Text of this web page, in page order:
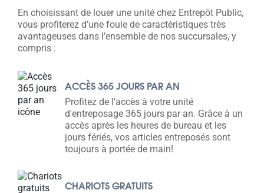
En choisissant de louer une unité chez Entrepôt Public,
vous profiterez d’une foule de caractéristiques très
avantageuses dans l’ensemble de nos succursales, y
compris :
ACCÈS 365 JOURS PAR AN
Profitez de l'accès à votre unité
d'entreposage 365 jours par an. Grâce à un
accès après les heures de bureau et les
jours fériés, vos articles entreposés sont
toujours à portée de main!
CHARIOTS GRATUITS